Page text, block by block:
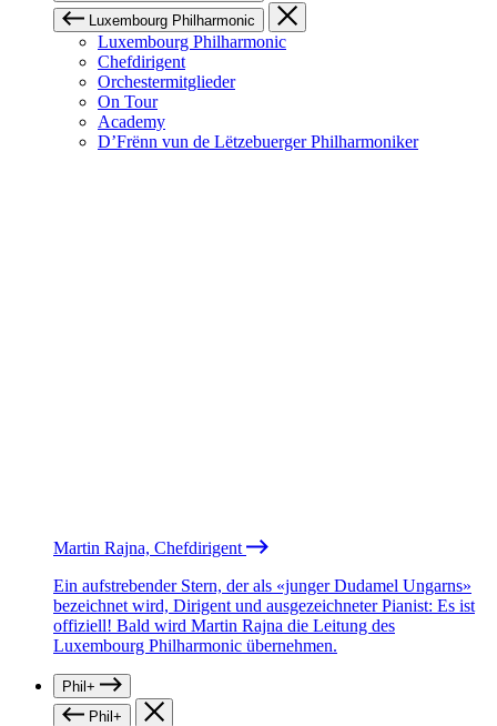
Luxembourg Philharmonic
Luxembourg Philharmonic
Chefdirigent
Orchestermitglieder
On Tour
Academy
D’Frënn vun de Lëtzebuerger Philharmoniker
Martin Rajna, Chefdirigent
Ein aufstrebender Stern, der als «junger Dudamel Ungarns»
bezeichnet wird, Dirigent und ausgezeichneter Pianist: Es ist
offiziell! Bald wird Martin Rajna die Leitung des
Luxembourg Philharmonic übernehmen.
Phil+
Phil+